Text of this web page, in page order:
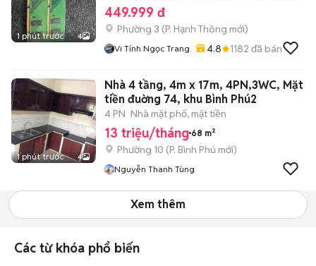
1 phút trước 4
449.999 đ
Phường 3 (P. Hạnh Thông mới)
Vi Tính Ngọc Trang 4.8 1182 đã bán
1 phút trước 4
Nhà 4 tầng, 4m x 17m, 4PN,3WC, Mặt
tiền đuờng 74, khu Bình Phú2
4 PN Nhà mặt phố, mặt tiền
13 triệu/tháng 68 m²
Phường 10 (P. Bình Phú mới)
Nguyễn Thanh Tùng
Xem thêm
Các từ khóa phổ biến